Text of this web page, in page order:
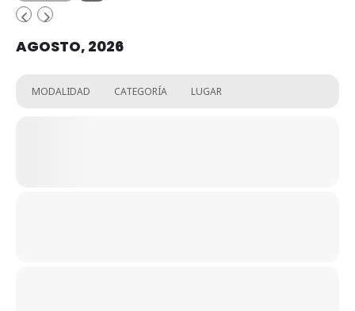
AGOSTO, 2026
MODALIDAD CATEGORÍA LUGAR